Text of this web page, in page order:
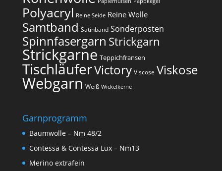
Polyacryl Reine Seide Reine Wolle
Samtband Satinband Sonderposten
Spinnfasergarn Strickgarn
Strickgarne Teppichfransen
TischläuferVictory Viscose Viskose
Webgarn Weiß Wickelkerne
Garnprogramm
Baumwolle – Nm 48/2
Contessa & Contessa Lux – Nm13
Merino extrafein